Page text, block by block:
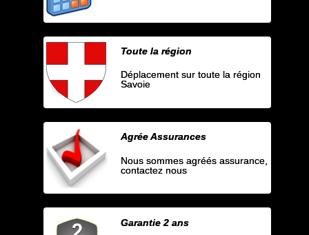
Toute la région
Déplacement sur toute la région
Savoie
Agrée Assurances
Nous sommes agréés assurance,
contactez nous
Garantie 2 ans